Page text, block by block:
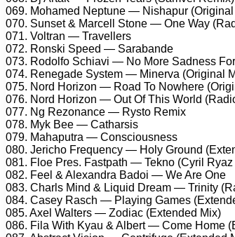
069. Mohamed Neptune — Nishapur
070. Sunset & Marcell Stone — One Way
071. Voltran — Travellers
072. Ronski Speed — Sarabande
073. Rodolfo Schiavi — No More Sadness
074. Renegade System — Minerva (Original
075. Nord Horizon — Road To Nowhere
076. Nord Horizon — Out Of This World
077. Ng Rezonance — Rysto Remix
078. Myk Bee — Catharsis
079. Mahaputra — Consciousness
080. Jericho Frequency — Holy Ground
081. Floe Pres. Fastpath — Tekno (Cyril
082. Feel & Alexandra Badoi — We Are One
083. Charls Mind & Liquid Dream — Trinity
084. Casey Rasch — Playing Games
085. Axel Walters — Zodiac (Extended Mix)
086. Fila With Kyau & Albert — Come Home